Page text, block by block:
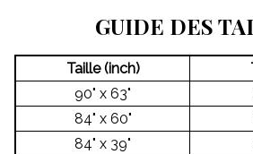
GUIDE DES
Taille (inch)
90" x 63"
84" x 60"
84" x 39"